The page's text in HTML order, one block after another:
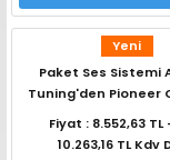
Yeni
Paket Ses Sistemi
Tuning'den Pioneer
Jameson
Fiyat : 8.552,63 TL
10.263,16 TL Kdv